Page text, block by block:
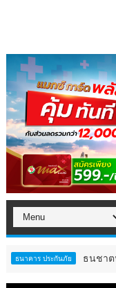
ธนชาตประกันภัย ร่วม